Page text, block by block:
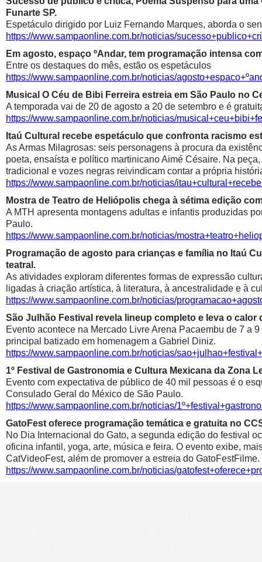
Funarte SP.
Espetáculo dirigido por Luiz Fernando Marques, aborda o
https://www.sampaonline.com.br/noticias/
Em agosto, espaço ºAndar, tem programação intensa
Entre os destaques do mês, estão os espetáculos
https://www.sampaonline.com.br/noticias/
Musical O Céu de Bibi Ferreira estreia em São Paulo no
A temporada vai de 20 de agosto a 20 de setembro e é
https://www.sampaonline.com.br/noticias/
Itaú Cultural recebe espetáculo que confronta racismo
As Armas Milagrosas: seis personagens à procura da
poeta, ensaísta e político martinicano Aimé Césaire. Na
tradicional e vozes negras reivindicam contar a própria
https://www.sampaonline.com.br/noticias/
Mostra de Teatro de Heliópolis chega à sétima edição
A MTH apresenta montagens adultas e infantis produzidas
Paulo.
https://www.sampaonline.com.br/noticias/
Programação de agosto para crianças e família no Itaú
teatral.
As atividades exploram diferentes formas de expressão
ligadas à criação artística, à literatura, à ancestralidade e à
https://www.sampaonline.com.br/noticias/
São Julhão Festival revela lineup completo e leva o calor
Evento acontece na Mercado Livre Arena Pacaembu de 7 a
principal batizado em homenagem a Gabriel Diniz.
https://www.sampaonline.com.br/noticias/
1º Festival de Gastronomia e Cultura Mexicana da Zona
Evento com expectativa de público de 40 mil pessoas é o
Consulado Geral do México de São Paulo.
https://www.sampaonline.com.br/noticias/
GatoFest oferece programação temática e gratuita no
No Dia Internacional do Gato, a segunda edição do festival
oficina infantil, yoga, arte, música e feira. O evento exibe,
CatVideoFest, além de promover a estreia do GatoFestFilme.
https://www.sampaonline.com.br/noticias/